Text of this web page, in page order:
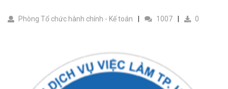
Phòng Tổ chức hành chính - Kế toán 1007 0